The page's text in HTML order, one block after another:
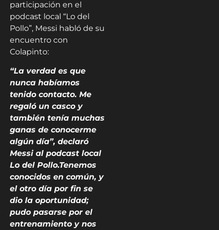
participación en el
podcast local “Lo del
Pollo”, Messi habló de su
encuentro con
Colapinto:
“La verdad es que
nunca habíamos
tenido contacto. Me
regaló un casco y
también tenía muchas
ganas de conocerme
algún día”, declaró
Messi al podcast local
Lo del Pollo.Tenemos
conocidos en común, y
el otro día por fin se
dio la oportunidad;
pudo pasarse por el
entrenamiento y nos